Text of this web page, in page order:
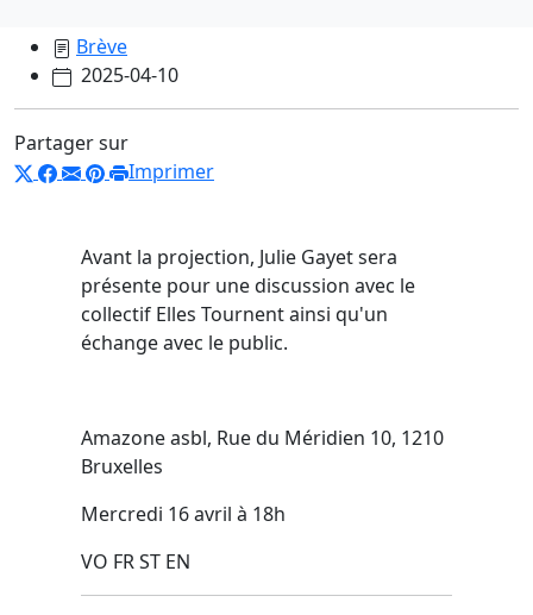
Brève
2025-04-10
Partager sur
Imprimer
Avant la projection, Julie Gayet sera
présente pour une discussion avec le
collectif Elles Tournent ainsi qu'un
échange avec le public.
Amazone asbl, Rue du Méridien 10, 1210
Bruxelles
Mercredi 16 avril à 18h
VO FR ST EN